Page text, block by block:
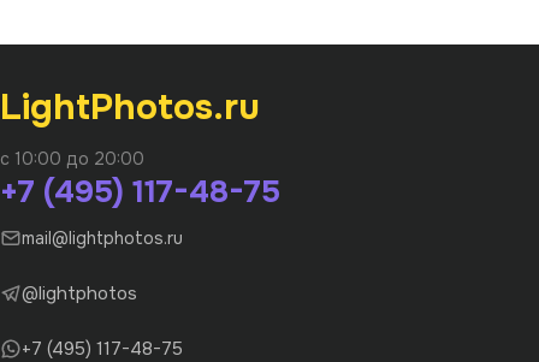
LightPhotos.ru
с 10:00 до 20:00
+7 (495) 117-48-75
mail@lightphotos.ru
@lightphotos
+7 (495) 117-48-75